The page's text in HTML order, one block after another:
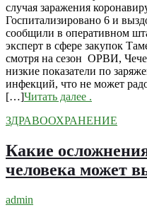
случая заражения
Госпитализировано 6 и
сообщили в оперативном
эксперт в сфере закупок
смотря на сезон ОРВИ,
низкие показатели по
инфекций, что не может
[…]Читать далее .
ЗДРАВООХРАНЕНИЕ
Какие
человека может
admin